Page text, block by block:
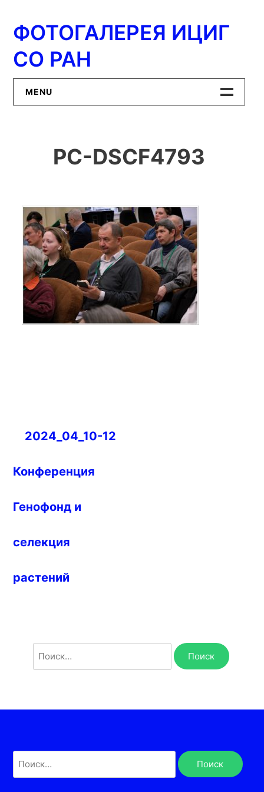
содержимому
ФОТОГАЛЕРЕЯ ИЦИГ
СО РАН
MENU
ИЦиГ СО РАН
PC-DSCF4793
Навигация
записям
2024_04_10-12
Конференция
Генофонд и
селекция
растений
Найти: